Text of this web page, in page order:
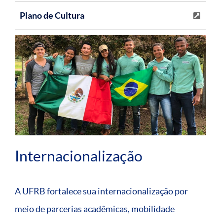
Plano de Cultura
Internacionalização
A UFRB fortalece sua internacionalização por
meio de parcerias acadêmicas, mobilidade